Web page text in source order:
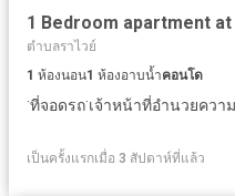
1 Bedroom apartment
ตำบลราไวย์
1 ห้องนอน1 ห้องอาบน้ำคอนโด
·ที่จอดรถ·เจ้าหน้าที่อำนวยควา
เป็นครั้งแรกเมื่อ 3 สัปดาห์ที่แล้ว